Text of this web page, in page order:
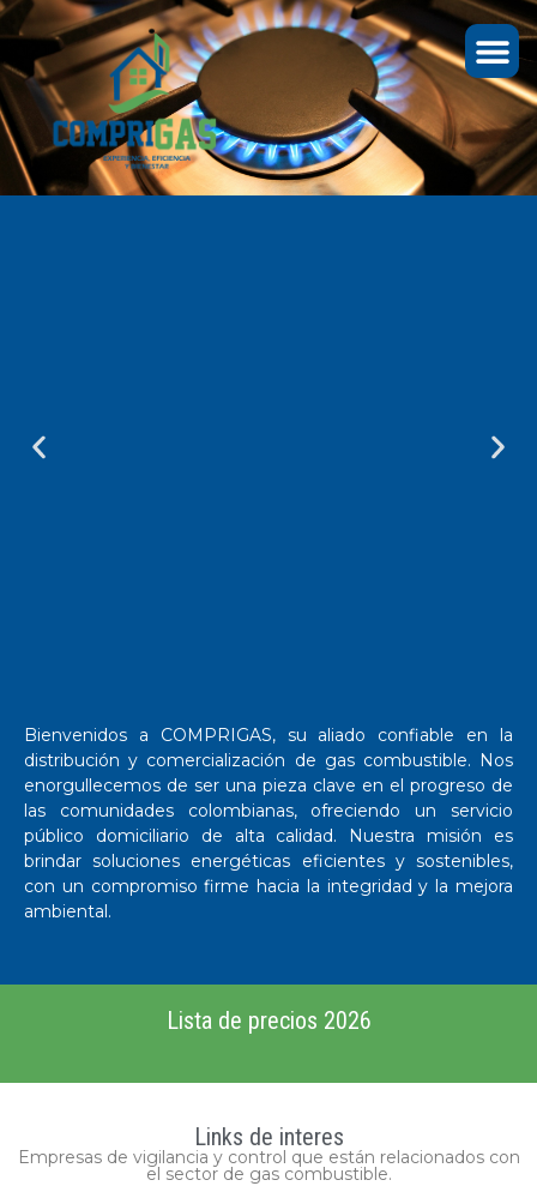
Bienvenidos a COMPRIGAS, su aliado confiable en la
distribución y comercialización de gas combustible. Nos
enorgullecemos de ser una pieza clave en el progreso de
las comunidades colombianas, ofreciendo un servicio
público domiciliario de alta calidad. Nuestra misión es
brindar soluciones energéticas eficientes y sostenibles,
con un compromiso firme hacia la integridad y la mejora
ambiental.
Lista de precios 2026
Links de interes
Empresas de vigilancia y control que están relacionados con
el sector de gas combustible.